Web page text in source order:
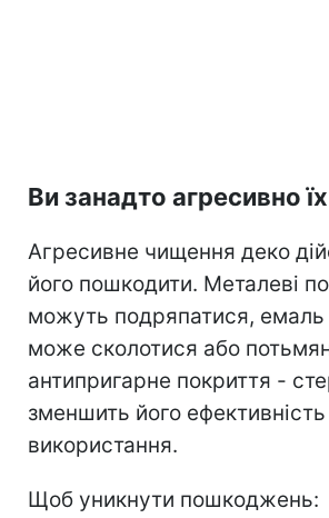
Ви занадто агресивно
Агресивне чищення деко
його пошкодити. Металеві
можуть подряпатися,
може сколотися або
антипригарне покриття -
зменшить його ефективність
використання.
Щоб уникнути пошкоджень: